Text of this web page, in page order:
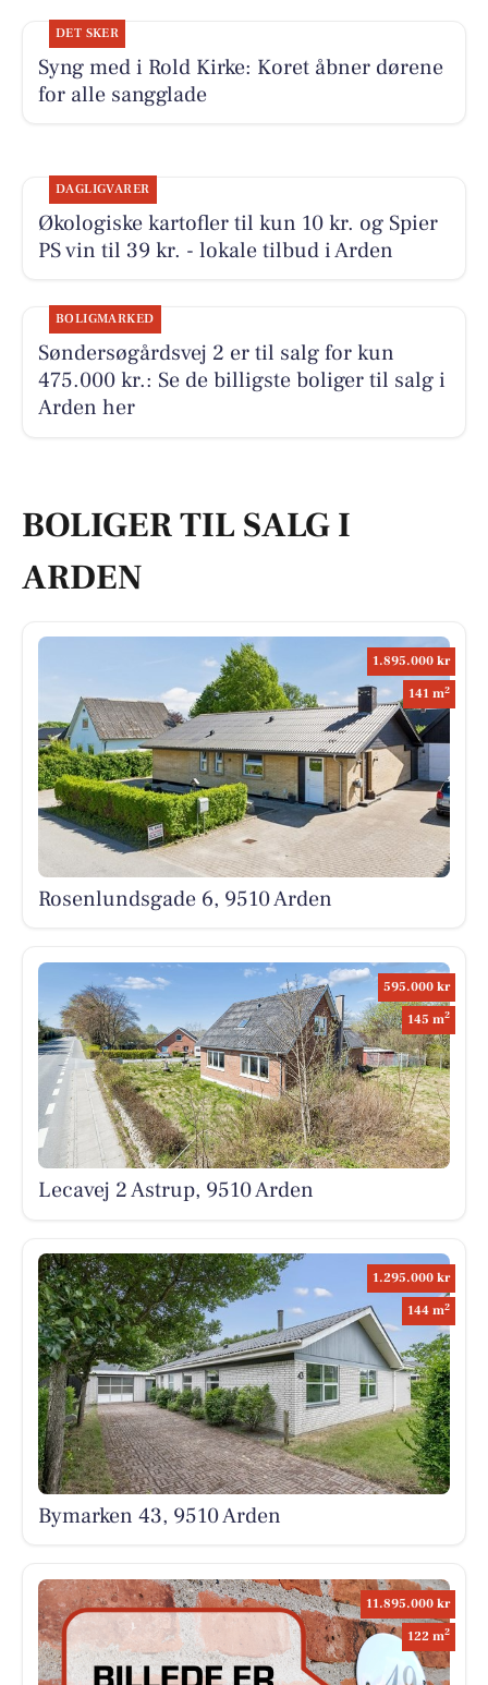
DET SKER
Syng med i Rold Kirke: Koret åbner dørene
for alle sangglade
DAGLIGVARER
Økologiske kartofler til kun 10 kr. og Spier
PS vin til 39 kr. - lokale tilbud i Arden
BOLIGMARKED
Søndersøgårdsvej 2 er til salg for kun
475.000 kr.: Se de billigste boliger til salg i
Arden her
BOLIGER TIL SALG I
ARDEN
1.895.000 kr
141 m2
Rosenlundsgade 6, 9510 Arden
595.000 kr
145 m2
Lecavej 2 Astrup, 9510 Arden
1.295.000 kr
144 m2
Bymarken 43, 9510 Arden
11.895.000 kr
122 m2